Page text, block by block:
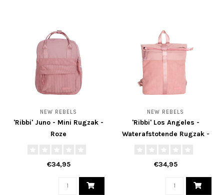
NEW REBELS
'Ribbi' Juno - Mini Rugzak -
Roze
€34,95
NEW REBELS
'Ribbi' Los Angeles -
Waterafstotende Rugzak -
€34,95